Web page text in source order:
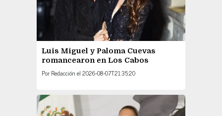
Luis Miguel y Paloma Cuevas
romancearon en Los Cabos
Por Redacción el 2026-08-07T21:35:20